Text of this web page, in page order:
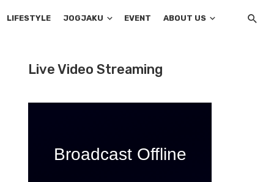
LIFESTYLE JOGJAKU EVENT ABOUT US
Live Video Streaming